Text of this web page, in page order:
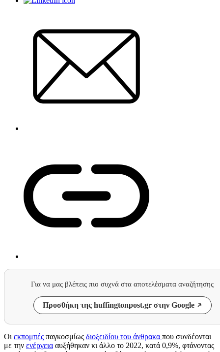
Για να μας βλέπεις πιο συχνά στα αποτελέσματα αναζήτησης
Προσθήκη της huffingtonpost.gr στην Google
Οι εκπομπές παγκοσμίως διοξειδίου του άνθρακα που συνδέονται
με την ενέργεια αυξήθηκαν κι άλλο το 2022, κατά 0,9%, φτάνοντας